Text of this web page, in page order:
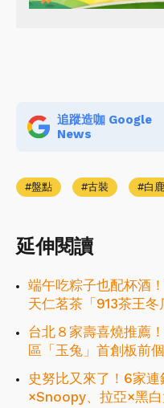
追蹤造咖 Google
News
盤點 古裝 白鹿
延伸閱讀
端午吃粽子也配杯酒
天仁茗茶「913茶王冬
台北８家壽喜燒推薦
區「玉兔」首創板前
史努比又來了！6家
×Snoopy、拉亞×黑